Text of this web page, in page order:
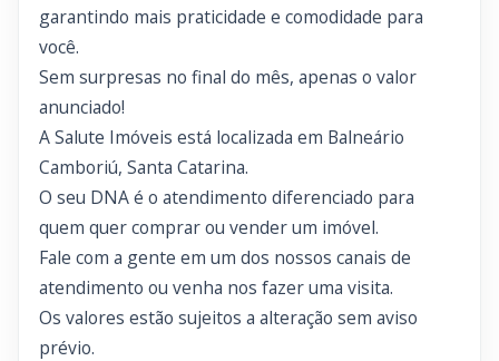
garantindo mais praticidade e comodidade para
você.
Sem surpresas no final do mês, apenas o valor
anunciado!
A Salute Imóveis está localizada em Balneário
Camboriú, Santa Catarina.
O seu DNA é o atendimento diferenciado para
quem quer comprar ou vender um imóvel.
Fale com a gente em um dos nossos canais de
atendimento ou venha nos fazer uma visita.
Os valores estão sujeitos a alteração sem aviso
prévio.